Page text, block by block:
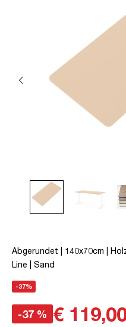
Abgerundet | 140x70cm |
Line | Sand
-37%
-37 % €